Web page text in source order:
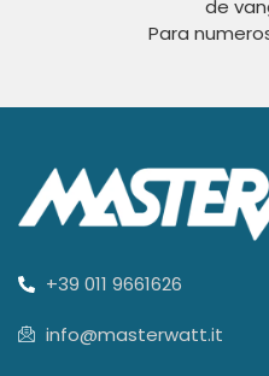
de
Para
+39 011 9661626
info@masterwatt.it